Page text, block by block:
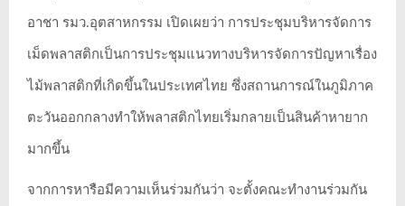
อาชา รมว.อุตสาหกรรม เปิดเผยว่า การประชุมบริหารจัดการ
เม็ดพลาสติกเป็นการประชุมแนวทางบริหารจัดการปัญหาเรื่อง
ไม้พลาสติกที่เกิดขึ้นในประเทศไทย ซึ่งสถานการณ์ในภูมิภาค
ตะวันออกกลางทำให้พลาสติกไทยเริ่มกลายเป็นสินค้าหายาก
มากขึ้น
จากการหารือมีความเห็นร่วมกันว่า จะตั้งคณะทำงานร่วมกัน